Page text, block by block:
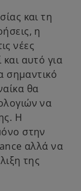
και τη
η
νέες
και αυτό για
σημαντικό
θα
να
Η
στην
αλλά να
της